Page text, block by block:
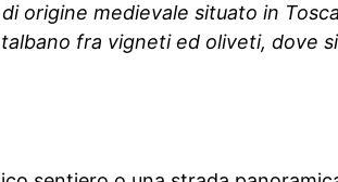
origine medievale situato in
fra vigneti ed oliveti, dove